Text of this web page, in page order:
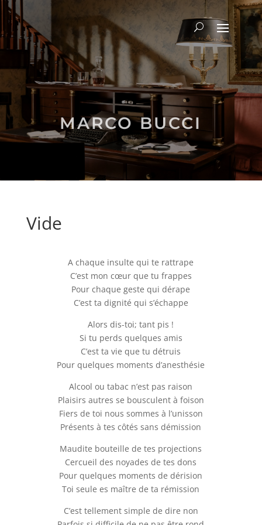
MARCO BUCCI
Vide
A chaque insulte qui te rattrape
C’est mon cœur que tu frappes
Pour chaque geste qui dérape
C’est ta dignité qui s’échappe
Alors dis-toi; tant pis !
Si tu perds quelques amis
C’est ta vie que tu détruis
Pour quelques moments d’anesthésie
Alcool ou tabac n’est pas raison
Plaisirs autres se bousculent à foison
Fiers de toi nous sommes à l’unisson
Présents à tes côtés sans démission
Maudite bouteille de tes projections
Cercueil des noyades de tes dons
Pour quelques moments de dérision
Toi seule es maître de ta rémission
C’est tellement simple de dire non